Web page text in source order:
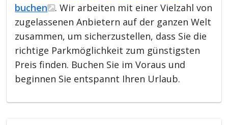
buchen
. Wir arbeiten mit einer Vielzahl von
zugelassenen Anbietern auf der ganzen Welt
zusammen, um sicherzustellen, dass Sie die
richtige Parkmöglichkeit zum günstigsten
Preis finden. Buchen Sie im Voraus und
beginnen Sie entspannt Ihren Urlaub.